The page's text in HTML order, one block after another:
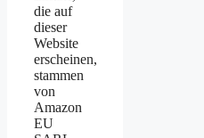
die auf
dieser
Website
erscheinen,
stammen
von
Amazon
EU